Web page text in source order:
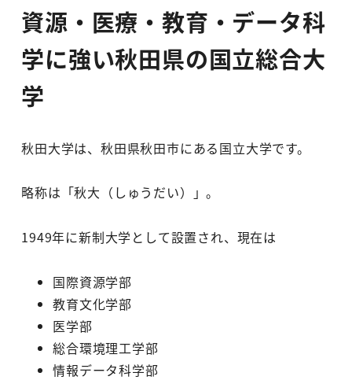
資源・医療・教育・データ科
学に強い秋田県の国立総合大
学
秋田大学は、秋田県秋田市にある国立大学です。
略称は「秋大（しゅうだい）」。
1949年に新制大学として設置され、現在は
国際資源学部
教育文化学部
医学部
総合環境理工学部
情報データ科学部